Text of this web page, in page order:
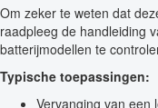
Om zeker te weten dat
raadpleeg de handleiding
batterijmodellen te
Typische toepassingen:
Vervanging van een